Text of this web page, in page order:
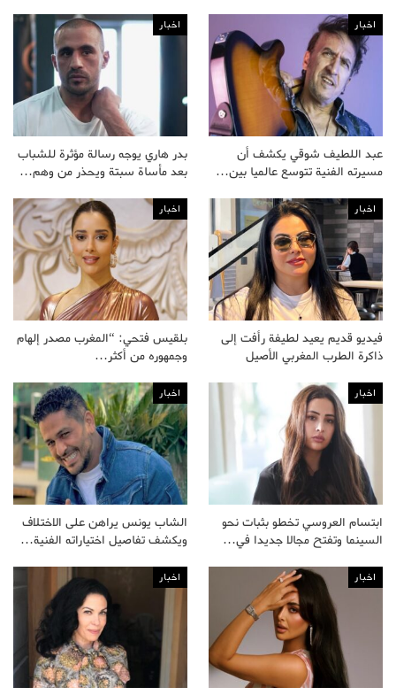
اخبار
عبد اللطيف شوقي يكشف أن
مسيرته الفنية تتوسع عالميا بين…
اخبار
بدر هاري يوجه رسالة مؤثرة للشباب
بعد مأساة سبتة ويحذر من وهم…
اخبار
فيديو قديم يعيد لطيفة رأفت إلى
ذاكرة الطرب المغربي الأصيل
اخبار
بلقيس فتحي: “المغرب مصدر إلهام
وجمهوره من أكثر…
اخبار
ابتسام العروسي تخطو بثبات نحو
السينما وتفتح مجالا جديدا في…
اخبار
الشاب يونس يراهن على الاختلاف
ويكشف تفاصيل اختياراته الفنية…
اخبار اخبار